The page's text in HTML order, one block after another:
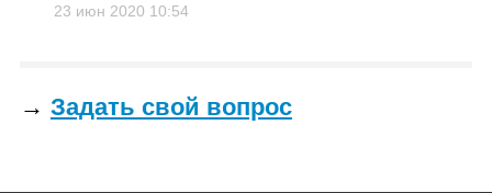
23 июн 2020 10:54
→ Задать свой вопрос